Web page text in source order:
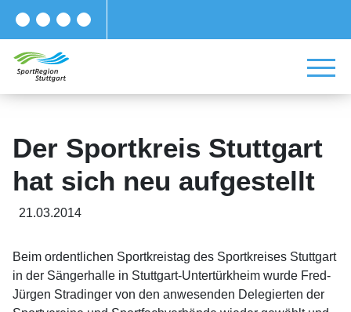
Der Sportkreis Stuttgart
hat sich neu aufgestellt
21.03.2014
Beim ordentlichen Sportkreistag des Sportkreises Stuttgart
in der Sängerhalle in Stuttgart-Untertürkheim wurde Fred-
Jürgen Stradinger von den anwesenden Delegierten der